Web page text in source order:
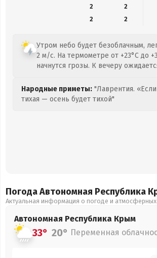
2
2
2
2
Утром небо будет безоблачным,
2 м/с. На термометре от +23°C до
начнутся грозы. К вечеру
Народные приметы: "Лаврентия.
тихая — осень будет тихой"
Погода Автономная Республика
Актуальная информация о погоде и атмосферных
Автономная Республика Крым
33° 20° Переменная